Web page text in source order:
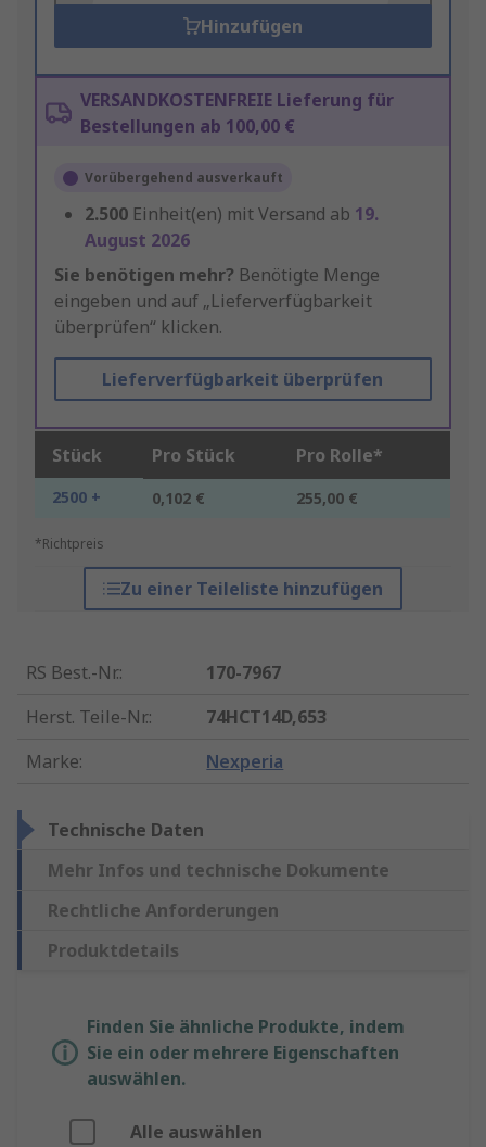
Hinzufügen
VERSANDKOSTENFREIE Lieferung für
Bestellungen ab 100,00 €
Vorübergehend ausverkauft
2.500 Einheit(en) mit Versand ab 19.
August 2026
Sie benötigen mehr? Benötigte Menge
eingeben und auf „Lieferverfügbarkeit
überprüfen“ klicken.
Lieferverfügbarkeit überprüfen
Stück Pro Stück Pro Rolle*
2500 + 0,102 € 255,00 €
*Richtpreis
Zu einer Teileliste hinzufügen
RS Best.-Nr.:
170-7967
Herst. Teile-Nr.:
74HCT14D,653
Marke: Nexperia
Technische Daten
Mehr Infos und technische Dokumente
Rechtliche Anforderungen
Produktdetails
Finden Sie ähnliche Produkte, indem
Sie ein oder mehrere Eigenschaften
auswählen.
Alle auswählen